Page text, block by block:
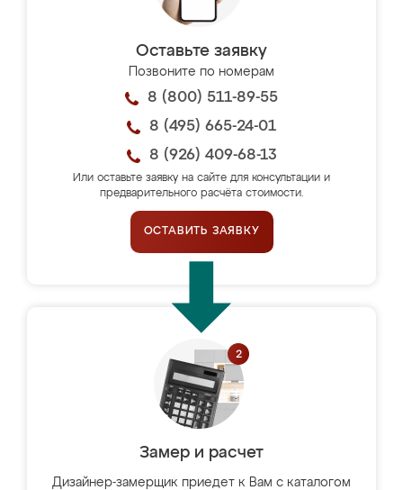
Оставьте заявку
Позвоните по номерам
8 (800) 511-89-55
8 (495) 665-24-01
8 (926) 409-68-13
Или оставьте заявку на сайте для консультации и
предварительного расчёта стоимости.
ОСТАВИТЬ ЗАЯВКУ
Замер и расчет
Дизайнер-замерщик приедет к Вам с каталогом